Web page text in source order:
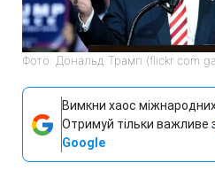
Фото: Дональд Трамп (flickr com
Вимкни хаос
Отримуй тільки важливе
Google